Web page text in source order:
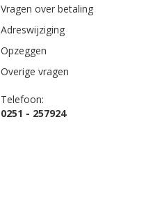
Vragen over betaling
Adreswijziging
Opzeggen
Overige vragen
Telefoon:
0251 - 257924